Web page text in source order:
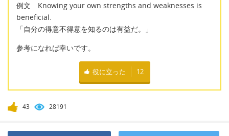
例文 Knowing your own strengths and weaknesses is
beneficial.
「自分の得意不得意を知るのは有益だ。」
参考になれば幸いです。
役に立った 12
43 28191